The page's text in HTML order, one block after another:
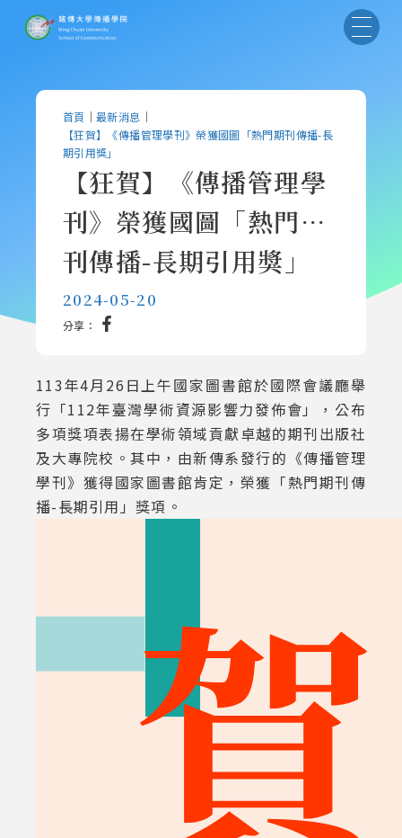
首頁 ｜最新消息 ｜
【狂賀】《傳播管理學刊》榮獲國圖「熱門期刊傳播-長
期引用獎」
【狂賀】《傳播管理學
刊》榮獲國圖「熱門期
刊傳播-長期引用獎」
2024-05-20
分享：
113年4月26日上午國家圖書館於國際會議廳舉
行「112年臺灣學術資源影響力發佈會」，公布
多項獎項表揚在學術領域貢獻卓越的期刊出版社
及大專院校。其中，由新傳系發行的《傳播管理
學刊》獲得國家圖書館肯定，榮獲「熱門期刊傳
播-長期引用」獎項。